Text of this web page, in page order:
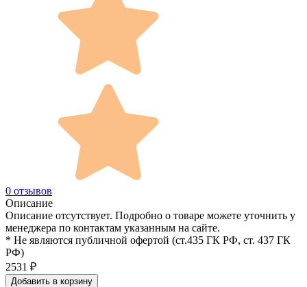
0 отзывов
Описание
Описание отсутствует. Подробно о товаре можете уточнить у
менеджера по контактам указанным на сайте.
* Не являются публичной офертой (ст.435 ГК РФ, cт. 437 ГК
РФ)
2531 ₽
Добавить в корзину